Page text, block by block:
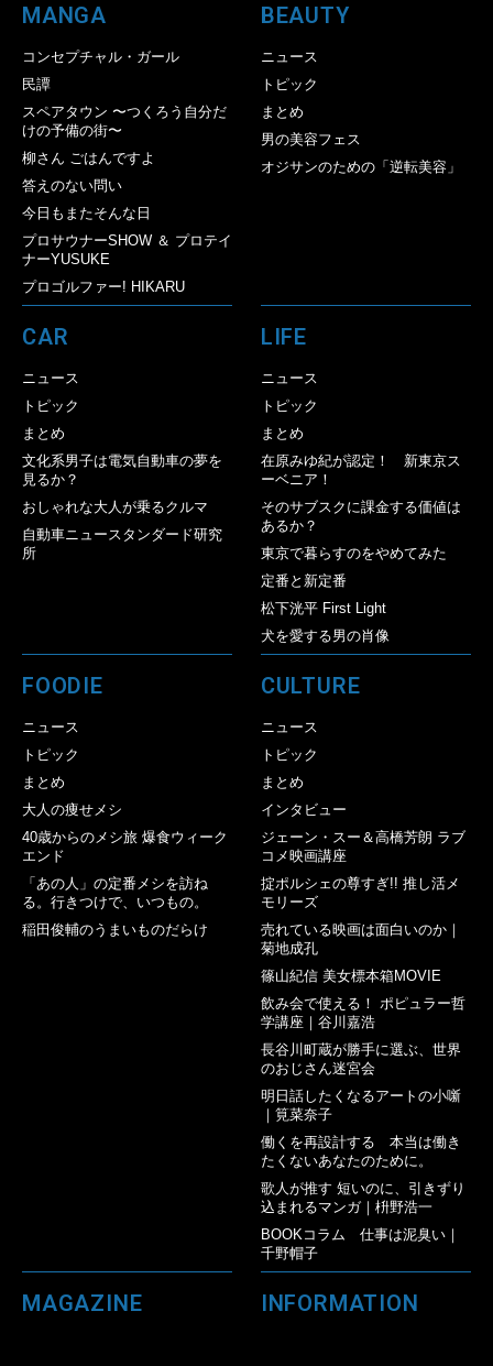
MANGA
コンセプチャル・ガール
民譚
スペアタウン 〜つくろう自分だ
けの予備の街〜
柳さん ごはんですよ
答えのない問い
今日もまたそんな日
プロサウナーSHOW ＆ プロテイ
ナーYUSUKE
プロゴルファー! HIKARU
BEAUTY
ニュース
トピック
まとめ
男の美容フェス
オジサンのための「逆転美容」
CAR
ニュース
トピック
まとめ
文化系男子は電気自動車の夢を
見るか？
おしゃれな大人が乗るクルマ
自動車ニュースタンダード研究
所
LIFE
ニュース
トピック
まとめ
在原みゆ紀が認定！ 新東京ス
ーベニア！
そのサブスクに課金する価値は
あるか？
東京で暮らすのをやめてみた
定番と新定番
松下洸平 First Light
犬を愛する男の肖像
FOODIE
ニュース
トピック
まとめ
大人の痩せメシ
40歳からのメシ旅 爆食ウィーク
エンド
「あの人」の定番メシを訪ね
る。行きつけで、いつもの。
稲田俊輔のうまいものだらけ
CULTURE
ニュース
トピック
まとめ
インタビュー
ジェーン・スー＆高橋芳朗 ラブ
コメ映画講座
掟ポルシェの尊すぎ!! 推し活メ
モリーズ
売れている映画は面白いのか｜
菊地成孔
篠山紀信 美女標本箱MOVIE
飲み会で使える！ ポピュラー哲
学講座｜谷川嘉浩
長谷川町蔵が勝手に選ぶ、世界
のおじさん迷宮会
明日話したくなるアートの小噺
｜筧菜奈子
働くを再設計する 本当は働き
たくないあなたのために。
歌人が推す 短いのに、引きずり
込まれるマンガ｜枡野浩一
BOOKコラム 仕事は泥臭い｜
千野帽子
MAGAZINE INFORMATION